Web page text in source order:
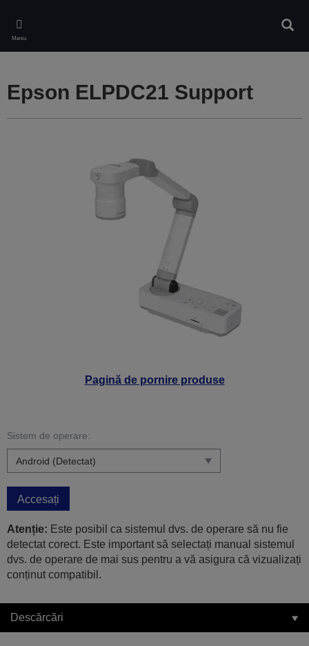
main
content
Meniu
Pagină de pornire produse
Epson ELPDC21 Support
Sistem de operare:
Accesați
Atenție: Este posibil ca sistemul dvs. de operare să nu fie
detectat corect. Este important să selectați manual sistemul
dvs. de operare de mai sus pentru a vă asigura că vizualizați
conținut compatibil.
Descărcări